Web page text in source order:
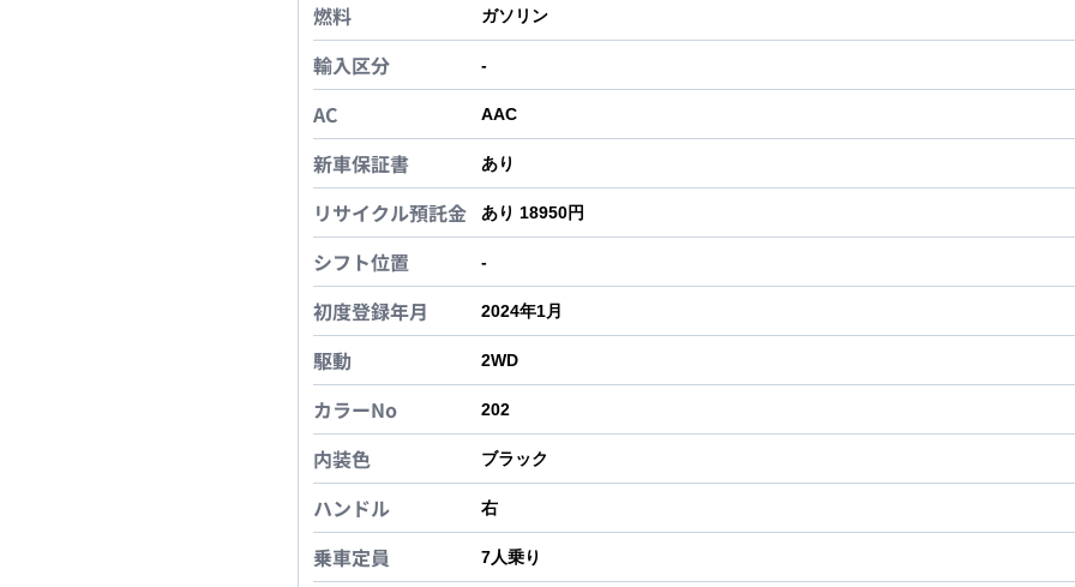
燃料 ガソリン
輸入区分 -
AC AAC
新車保証書 あり
リサイクル預託金 あり 18950円
シフト位置 -
初度登録年月 2024年1月
駆動 2WD
カラーNo 202
内装色 ブラック
ハンドル 右
乗車定員 7人乗り